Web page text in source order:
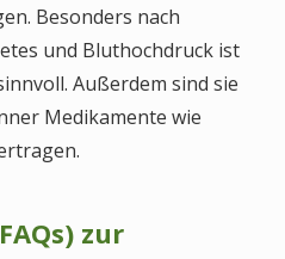
Besonders nach
und Bluthochdruck ist
Außerdem sind sie
Medikamente wie
zur